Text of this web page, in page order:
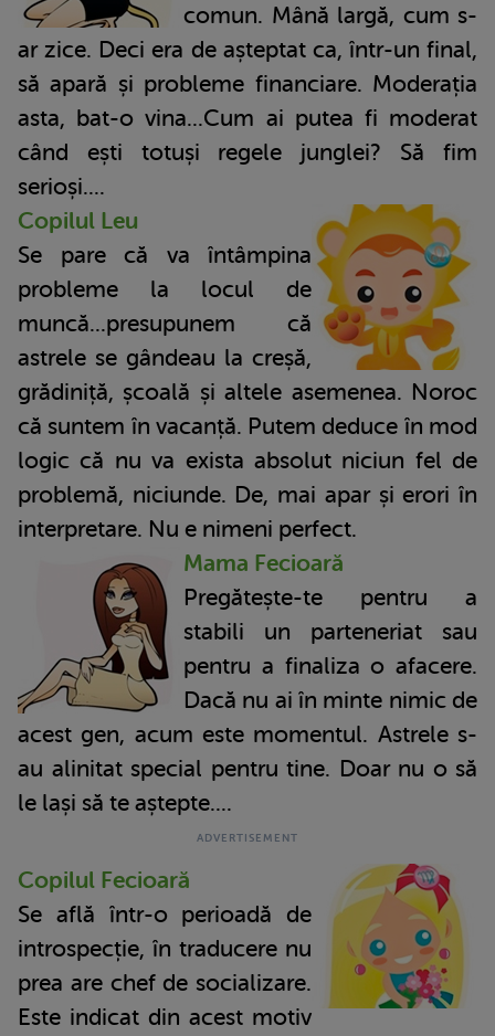
comun. Mână largă, cum s-
ar zice. Deci era de așteptat ca, într-un final,
să apară și probleme financiare. Moderația
asta, bat-o vina...Cum ai putea fi moderat
când ești totuși regele junglei? Să fim
serioși....
Copilul Leu
Se pare că va întâmpina
probleme la locul de
muncă...presupunem că
astrele se gândeau la creșă,
grădiniță, școală și altele asemenea. Noroc
că suntem în vacanță. Putem deduce în mod
logic că nu va exista absolut niciun fel de
problemă, niciunde. De, mai apar și erori în
interpretare. Nu e nimeni perfect.
Mama Fecioară
Pregătește-te pentru a
stabili un parteneriat sau
pentru a finaliza o afacere.
Dacă nu ai în minte nimic de
acest gen, acum este momentul. Astrele s-
au alinitat special pentru tine. Doar nu o să
le lași să te aștepte....
Copilul Fecioară
Se află într-o perioadă de
introspecție, în traducere nu
prea are chef de socializare.
Este indicat din acest motiv